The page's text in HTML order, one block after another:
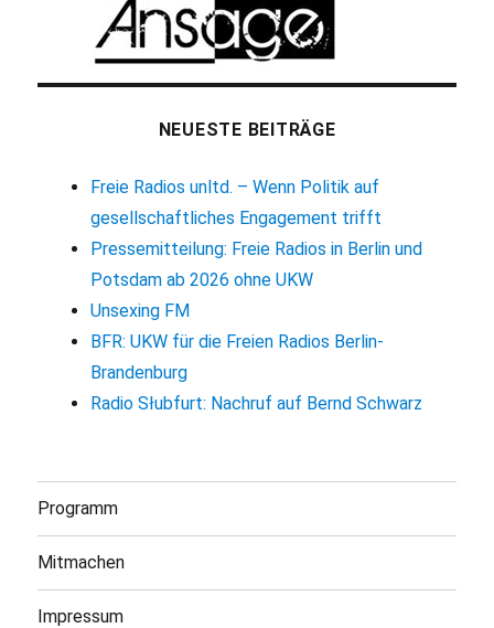
NEUESTE BEITRÄGE
Freie Radios unltd. – Wenn Politik auf
gesellschaftliches Engagement trifft
Pressemitteilung: Freie Radios in Berlin und
Potsdam ab 2026 ohne UKW
Unsexing FM
BFR: UKW für die Freien Radios Berlin-
Brandenburg
Radio Słubfurt: Nachruf auf Bernd Schwarz
Programm
Mitmachen
Impressum